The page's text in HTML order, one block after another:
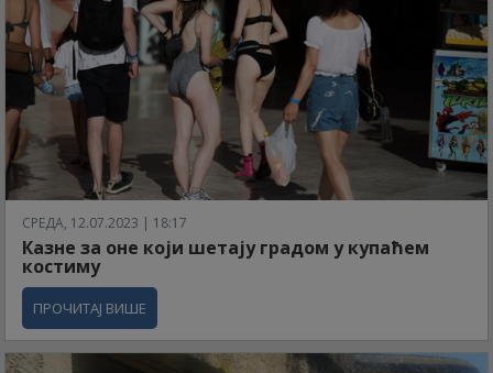
СРЕДА, 12.07.2023 | 18:17
Казне за оне који шетају градом у купаћем
костиму
ПРОЧИТАЈ ВИШЕ